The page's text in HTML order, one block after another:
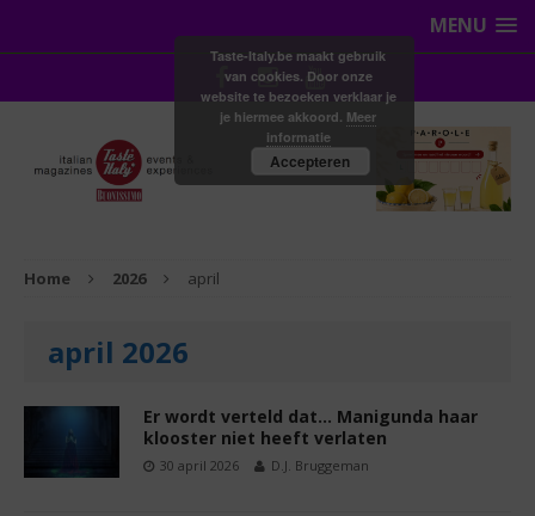
MENU
Home 2026 april
april 2026
Er wordt verteld dat… Manigunda haar
klooster niet heeft verlaten
30 april 2026 D.J. Bruggeman
Taste-Italy.be maakt gebruik
van cookies. Door onze
website te bezoeken verklaar je
je hiermee akkoord. Meer
informatie
Accepteren